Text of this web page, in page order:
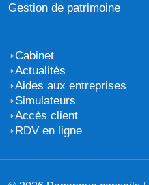
Gestion de patrimoine
Cabinet
Actualités
Aides aux entreprises
Simulateurs
Accès client
RDV en ligne